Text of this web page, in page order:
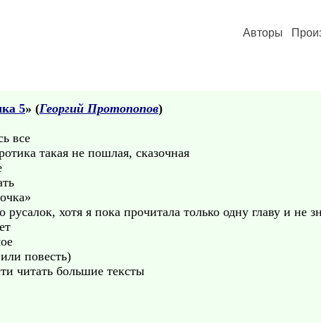
Авторы
5» (Георгий Протопопов)
все
такая не пошлая, сказочная
хотя я пока прочитала только одну главу и не
повесть)
читать большие тексты